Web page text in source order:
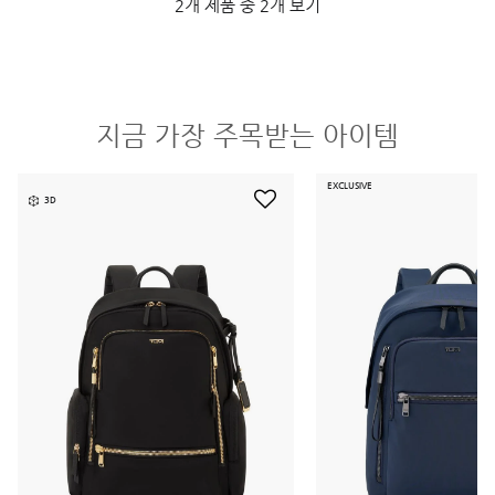
2개 제품 중 2개 보기
지금 가장 주목받는 아이템
3D
EXCLUSIVE